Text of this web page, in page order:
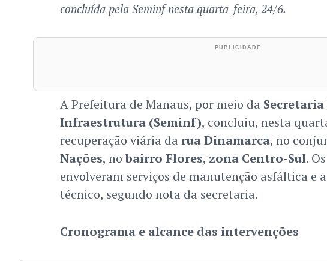
concluída pela Seminf nesta quarta-feira, 24/6.
A Prefeitura de Manaus, por meio da
Infraestrutura (Seminf), concluiu, nesta
recuperação viária da rua Dinamarca, no
Nações, nobairro Flores, zona Centro-Sul.
envolveram serviços de manutenção asfáltica e
técnico, segundo nota da secretaria.
Cronograma e alcance das intervenções